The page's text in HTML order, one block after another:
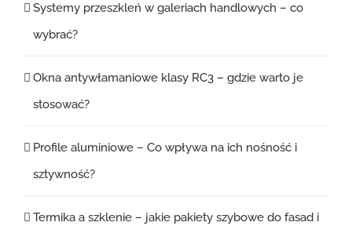
Systemy przeszkleń w galeriach handlowych – co
wybrać?
Okna antywłamaniowe klasy RC3 – gdzie warto je
stosować?
Profile aluminiowe – Co wpływa na ich nośność i
sztywność?
Termika a szklenie – jakie pakiety szybowe do fasad i